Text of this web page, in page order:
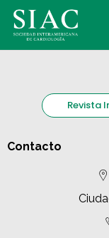
Revista
Contacto